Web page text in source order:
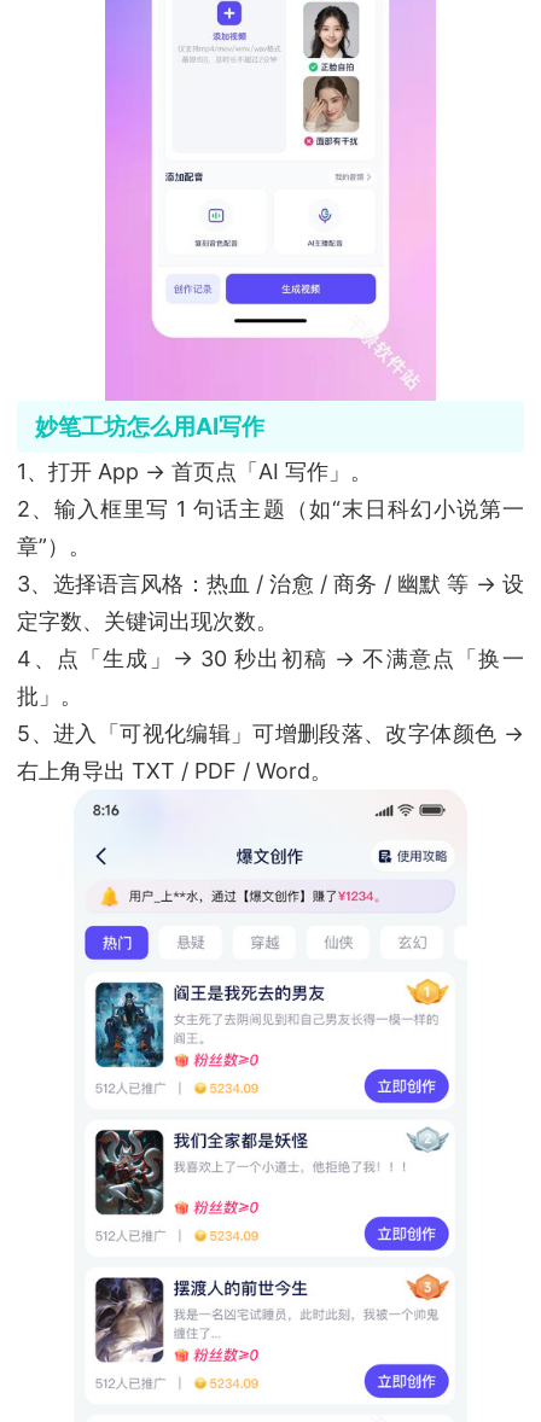
妙笔工坊怎么用AI写作
1、打开 App → 首页点「AI 写作」。
2、输入框里写 1 句话主题（如“末日科幻小说第一
章”）。
3、选择语言风格：热血 / 治愈 / 商务 / 幽默 等 → 设
定字数、关键词出现次数。
4、点「生成」→ 30 秒出初稿 → 不满意点「换一
批」。
5、进入「可视化编辑」可增删段落、改字体颜色 →
右上角导出 TXT / PDF / Word。